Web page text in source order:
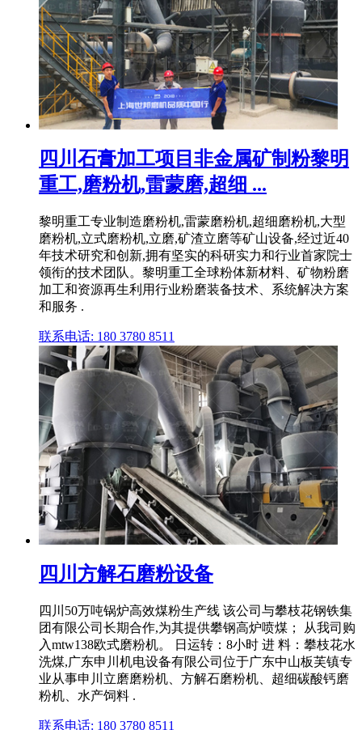
四川石膏加工项目非金属矿制粉黎明
重工,磨粉机,雷蒙磨,超细 ...
黎明重工专业制造磨粉机,雷蒙磨粉机,超细磨粉机,大型
磨粉机,立式磨粉机,立磨,矿渣立磨等矿山设备,经过近40
年技术研究和创新,拥有坚实的科研实力和行业首家院士
领衔的技术团队。黎明重工全球粉体新材料、矿物粉磨
加工和资源再生利用行业粉磨装备技术、系统解决方案
和服务 .
联系电话: 180 3780 8511
四川方解石磨粉设备
四川50万吨锅炉高效煤粉生产线 该公司与攀枝花钢铁集
团有限公司长期合作,为其提供攀钢高炉喷煤； 从我司购
入mtw138欧式磨粉机。 日运转：8小时 进 料：攀枝花水
洗煤,广东申川机电设备有限公司位于广东中山板芙镇专
业从事申川立磨磨粉机、方解石磨粉机、超细碳酸钙磨
粉机、水产饲料 .
联系电话: 180 3780 8511